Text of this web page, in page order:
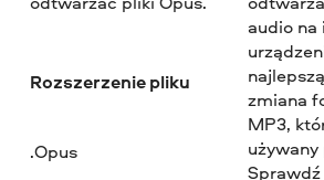
Rozszerzenie pliku
.Opus
audio na
zmiana
MP3,